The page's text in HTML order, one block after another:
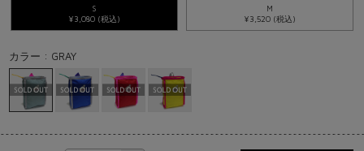
S
¥3,080 (税込)
M
¥3,520 (税込)
カラー : GRAY